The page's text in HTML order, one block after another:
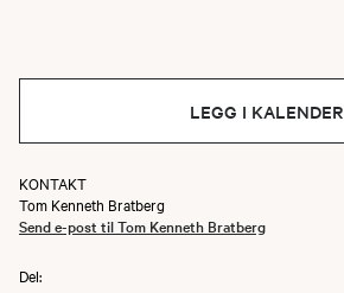
LEGG I KALENDER
KONTAKT
Tom Kenneth Bratberg
Send e-post til Tom Kenneth Bratberg
Del: